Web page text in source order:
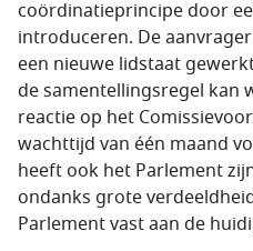
coördinatieprincipe door
introduceren. De
een nieuwe lidstaat
de samentellingsregel kan
reactie op het
wachttijd van één maand
heeft ook het Parlement
ondanks grote
Parlement vast aan de